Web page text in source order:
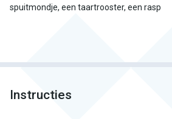
spuitmondje, een taartrooster, een rasp
Instructies